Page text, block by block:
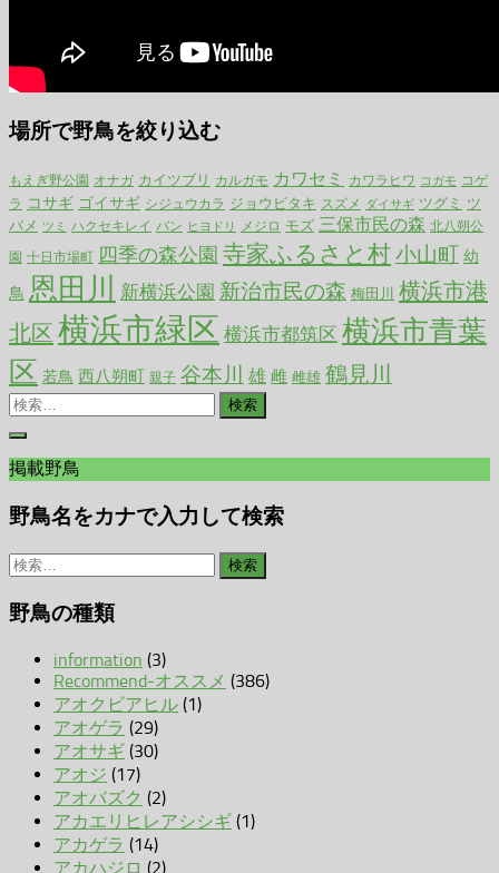
場所で野鳥を絞り込む
もえぎ野公園 オナガ カイツブリ カルガモ カワセミ カワラヒワ コガモ コゲ
ラ コサギ ゴイサギ シジュウカラ ジョウビタキ スズメ ダイサギ ツグミ ツ
バメ ツミ ハクセキレイ バン ヒヨドリ メジロ モズ 三保市民の森 北八朔公
園 十日市場町 四季の森公園 寺家ふるさと村小山町 幼
鳥 恩田川 新横浜公園 新治市民の森 梅田川 横浜市港
北区 横浜市緑区 横浜市都筑区 横浜市青葉
区 若鳥 西八朔町 親子 谷本川 雄 雌 雌雄 鶴見川
検
掲載野鳥
野鳥名をカナで入力して検索
検
野鳥の種類
information (3)
Recommend-オススメ (386)
アオクビアヒル (1)
アオゲラ (29)
アオサギ (30)
アオジ (17)
アオバズク (2)
アカエリヒレアシシギ (1)
アカゲラ (14)
アカハジロ (2)